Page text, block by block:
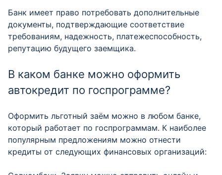
Банк имеет право потребовать дополнительные
документы, подтверждающие соответствие
требованиям, надежность, платежеспособность,
репутацию будущего заемщика.
В каком банке можно оформить
автокредит по госпрограмме?
Оформить льготный заём можно в любом банке,
который работает по госпрограммам. К наиболее
популярным предложениям можно отнести
кредиты от следующих финансовых организаций: